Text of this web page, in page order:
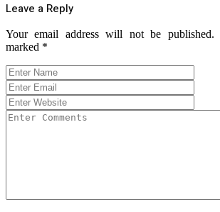
Leave a Reply
Your email address will not be published.
marked *